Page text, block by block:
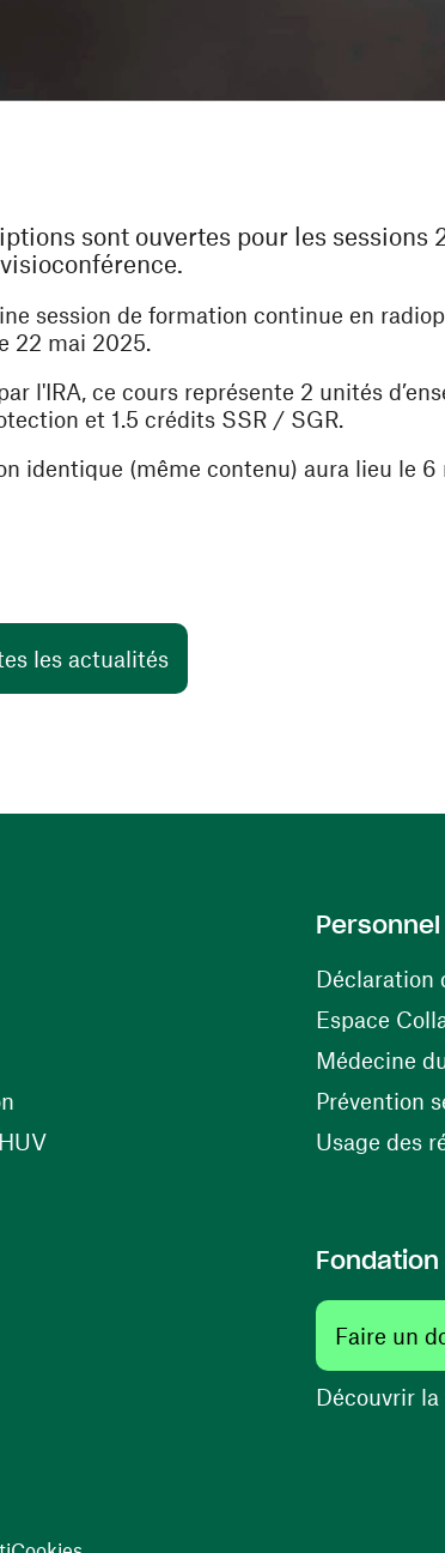
sont ouvertes pour les sessions
session de formation continue en
22 mai 2025.
l'IRA, ce cours représente 2 unités
et 1.5 crédits SSR / SGR.
identique (même contenu) aura lieu le
les actualités
nouvelle fenêtre)
(ouvre une nouvelle fenêtre)
Personnel
Déclaration
Espace
Médecine
Prévention
Usage des
une nouvelle fenêtre)
une nouvelle fenêtre)
Fondation
Faire un
Découvrir